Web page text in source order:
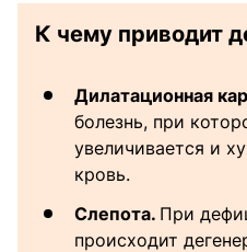
К чему приводит
Дилатационная
болезнь, при
увеличивается и
кровь.
Слепота. При
происходит